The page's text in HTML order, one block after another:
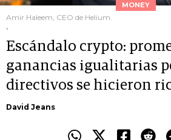
MONEY
Amir Haleem, CEO de Helium.
.
Escándalo crypto:
ganancias igualitarias
directivos se hicieron
David Jeans